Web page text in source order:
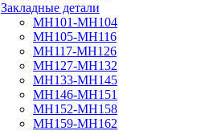
Закладные детали
МН101-МН104
МН105-МН116
МН117-МН126
МН127-МН132
МН133-МН145
МН146-МН151
МН152-МН158
МН159-МН162